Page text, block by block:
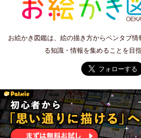
お絵かき図鑑は、絵の描き方からペンタブ
る知識・情報を集めることを目